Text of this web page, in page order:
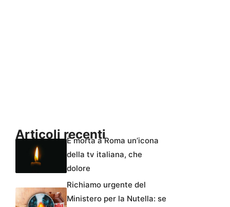
Articoli recentiÈ morta a Roma un’icona
della tv italiana, che
dolore
Richiamo urgente del
Ministero per la Nutella: se